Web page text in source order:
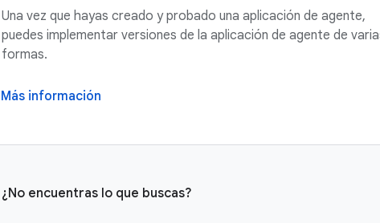
Una vez que hayas creado y probado una aplicación de agente,
puedes implementar versiones de la aplicación de agente de
formas.
Más información
¿No encuentras lo que buscas?